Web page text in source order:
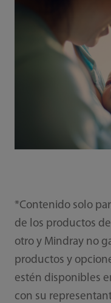
*Contenido solo
de los productos
otro y Mindray no
productos y
estén disponibles
con su